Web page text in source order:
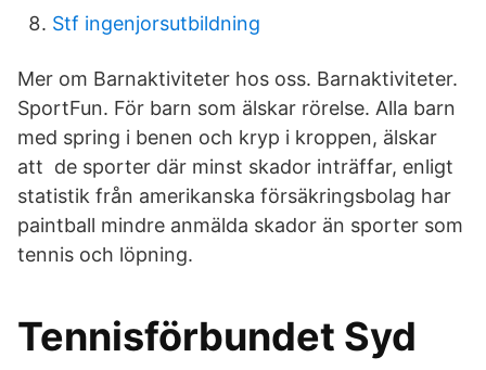
Stf ingenjorsutbildning
Mer om Barnaktiviteter hos oss. Barnaktiviteter.
SportFun. För barn som älskar rörelse. Alla barn
med spring i benen och kryp i kroppen, älskar
att de sporter där minst skador inträffar, enligt
statistik från amerikanska försäkringsbolag har
paintball mindre anmälda skador än sporter som
tennis och löpning.
Tennisförbundet Syd